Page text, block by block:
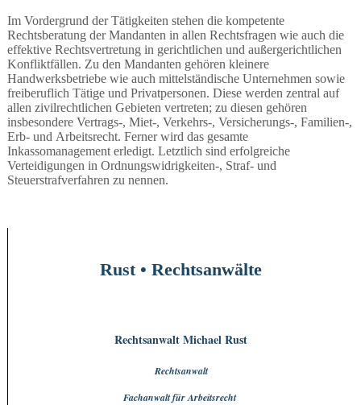
Im Vordergrund der Tätigkeiten stehen die kompetente
Rechtsberatung der Mandanten in allen Rechtsfragen wie auch die
effektive Rechtsvertretung in gerichtlichen und außergerichtlichen
Konfliktfällen. Zu den Mandanten gehören kleinere
Handwerksbetriebe wie auch mittelständische Unternehmen sowie
freiberuflich Tätige und Privatpersonen. Diese werden zentral auf
allen zivilrechtlichen Gebieten vertreten; zu diesen gehören
insbesondere Vertrags-, Miet-, Verkehrs-, Versicherungs-, Familien-,
Erb- und Arbeitsrecht. Ferner wird das gesamte
Inkassomanagement erledigt. Letztlich sind erfolgreiche
Verteidigungen in Ordnungswidrigkeiten-, Straf- und
Steuerstrafverfahren zu nennen.
Rust • Rechtsanwälte
Rechtsanwalt Michael Rust
Rechtsanwalt
Fachanwalt für Arbeitsrecht